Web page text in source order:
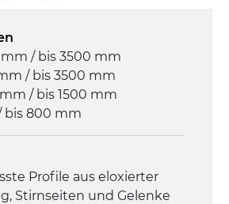
Motor-
/ bis 3500 mm
/ bis 3500 mm
/ bis 1500 mm
bis 800 mm
Profile aus eloxierter
Stirnseiten und Gelenke